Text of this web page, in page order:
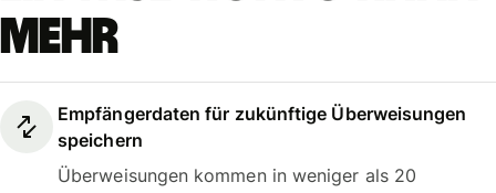
mehr
Empfängerdaten für zukünftige Überweisungen
speichern
Überweisungen kommen in weniger als 20